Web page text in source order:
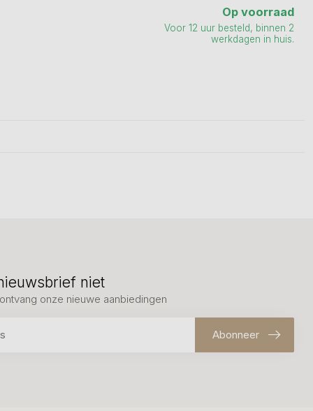
Op voorraad
Voor 12 uur besteld, binnen 2
werkdagen in huis.
niet
onze nieuwe aanbiedingen
Abonneer